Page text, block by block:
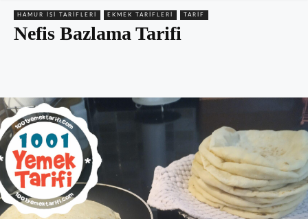
HAMUR İŞI TARIFLERI EKMEK TARIFLERI TARIF
Nefis Bazlama Tarifi